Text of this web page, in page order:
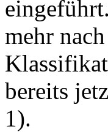
mehr
bereits
1).